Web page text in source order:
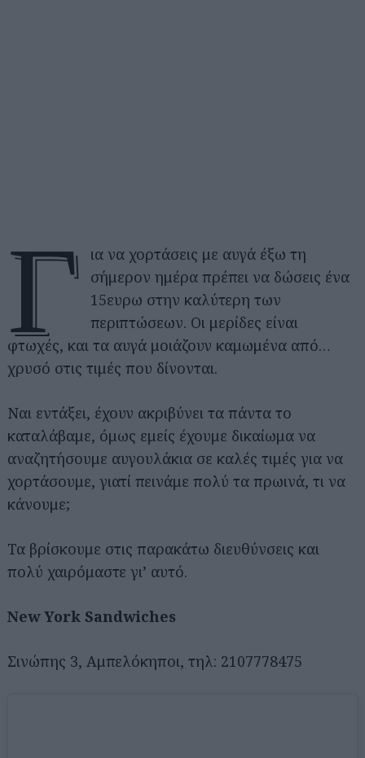
Γ
ια να χορτάσεις με αυγά έξω τη
σήμερον ημέρα πρέπει να δώσεις ένα
15ευρω στην καλύτερη των
περιπτώσεων. Οι μερίδες είναι
φτωχές, και τα αυγά μοιάζουν καμωμένα από…
χρυσό στις τιμές που δίνονται.
Ναι εντάξει, έχουν ακριβύνει τα πάντα το
καταλάβαμε, όμως εμείς έχουμε δικαίωμα να
αναζητήσουμε αυγουλάκια σε καλές τιμές για να
χορτάσουμε, γιατί πεινάμε πολύ τα πρωινά, τι να
κάνουμε;
Τα βρίσκουμε στις παρακάτω διευθύνσεις και
πολύ χαιρόμαστε γι’ αυτό.
New York Sandwiches
Σινώπης 3, Αμπελόκηποι, τηλ: 2107778475